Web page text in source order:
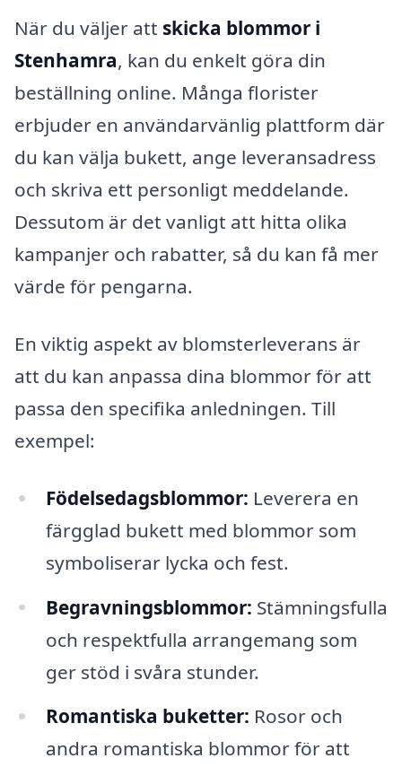
När du väljer att skicka blommor i
Stenhamra, kan du enkelt göra din
beställning online. Många florister
erbjuder en användarvänlig plattform där
du kan välja bukett, ange leveransadress
och skriva ett personligt meddelande.
Dessutom är det vanligt att hitta olika
kampanjer och rabatter, så du kan få mer
värde för pengarna.
En viktig aspekt av blomsterleverans är
att du kan anpassa dina blommor för att
passa den specifika anledningen. Till
exempel:
Födelsedagsblommor: Leverera en
färgglad bukett med blommor som
symboliserar lycka och fest.
Begravningsblommor: Stämningsfulla
och respektfulla arrangemang som
ger stöd i svåra stunder.
Romantiska buketter: Rosor och
andra romantiska blommor för att